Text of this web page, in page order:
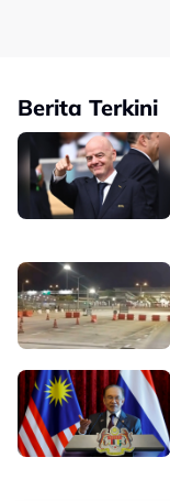
Berita Terkini